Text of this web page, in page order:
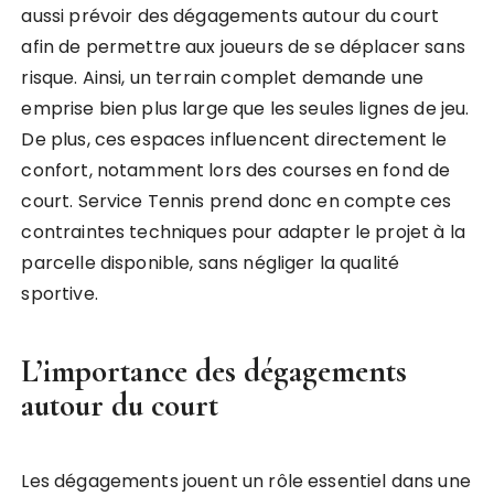
aussi prévoir des dégagements autour du court
afin de permettre aux joueurs de se déplacer sans
risque. Ainsi, un terrain complet demande une
emprise bien plus large que les seules lignes de jeu.
De plus, ces espaces influencent directement le
confort, notamment lors des courses en fond de
court. Service Tennis prend donc en compte ces
contraintes techniques pour adapter le projet à la
parcelle disponible, sans négliger la qualité
sportive.
L’importance des dégagements
autour du court
Les dégagements jouent un rôle essentiel dans une